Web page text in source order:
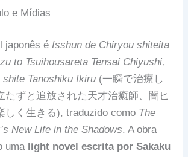
e Mídias
japonês éIsshun de Chiryou shiteita
to Tsuihousareta Tensai Chiyushi,
shite Tanoshiku Ikiru (一瞬で治療し
たずと追放された天才治癒師、闇ヒ
しく生きる), traduzido como The
New Life in the Shadows. A obra
uma light novel escrita por Sakaku